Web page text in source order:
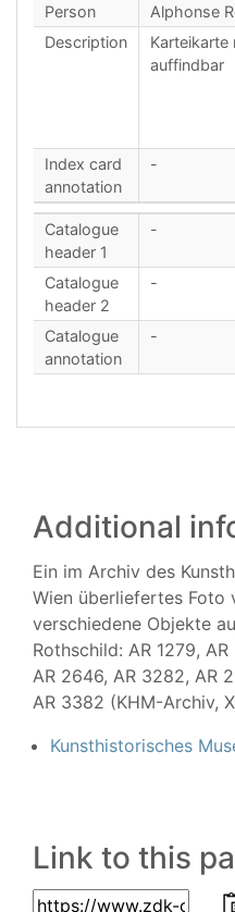
Person
Alphonse
Description
Karteikarte
auffindbar
Index card
annotation
-
Catalogue
header 1
-
Catalogue
header 2
-
Catalogue
annotation
-
Additional
Ein im Archiv des
Wien überliefertes Foto
verschiedene Objekte
Rothschild: AR 1279,
AR 2646, AR 3282, AR
AR 3382 (KHM-Archiv,
Kunsthistorisches
Link to this